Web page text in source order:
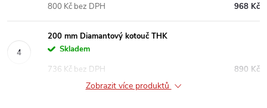
968 Kč
800 Kč bez DPH
200 mm Diamantový kotouč THK
Skladem
890 Kč
736 Kč bez DPH
Zobrazit více produktů